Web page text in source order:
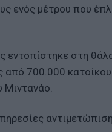
ενός μέτρου που
εντοπίστηκε στη
από 700.000
Μιντανάο.